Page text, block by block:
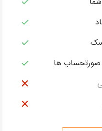
صورتحساب ها